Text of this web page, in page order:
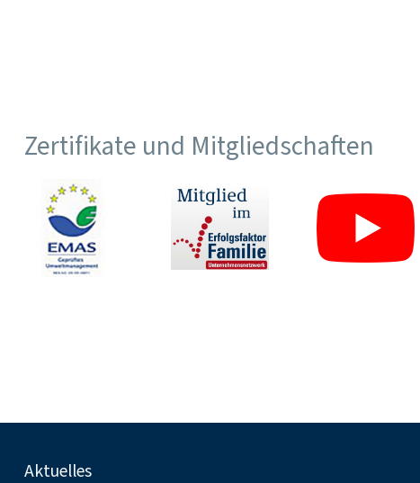
Zertifikate und Mitgliedschaften
Fußnavigation
Aktuelles